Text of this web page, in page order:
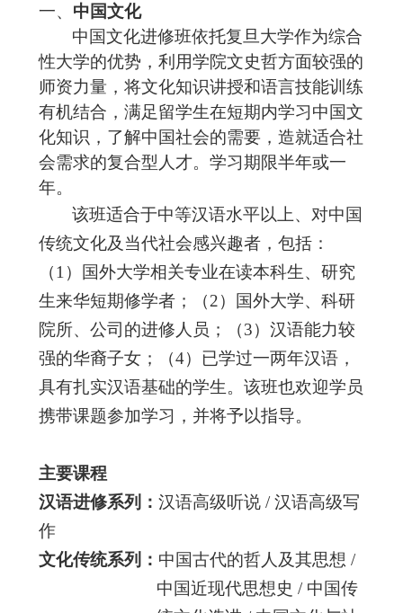
一、 中国文化
中国文化进修班依托复旦大学作为综合
性大学的优势，利用学院文史哲方面较强的
师资力量，将文化知识讲授和语言技能训练
有机结合， 满足留学生在短期内学习中国文
化知识，了解中国社会的需要，造就适合社
会需求的复合型人才。 学习期限半年或一
年。
该班适合于中等汉语水平以上、对中国
传统文化及当代社会感兴趣者，包括：
（1 ）国外大学相关专业在读本科生、研究
生来华短期修学者；（2）国外大学、科研
院所、公司的进修人员；（3）汉语能力较
强的华裔子女；（4）已学过一两年汉语，
具有扎实汉语基础的学生。该班也欢迎学员
携带课题参加学习，并将予以指导。
主要课程
汉语进修系列： 汉语高级听说/汉语高级写
作
文化传统系列： 中国古代的哲人及其思想 /
中国近现代思想史 / 中国传